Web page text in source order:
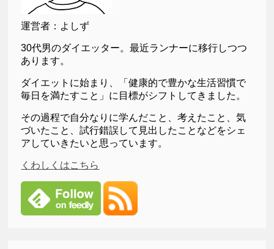
運営者：よしず
30代男のダイエッター。最近ランナーに移行しつつ
あります。
ダイエットに始まり、「健康的で豊かな生活習慣で
毎日を満たすこと」に目標がシフトしてきました。
その過程で自分なりに学んだこと、考えたこと、気
づいたこと、試行錯誤して見出したことなどをシェ
アしていきたいと思っています。
くわしくはこちら